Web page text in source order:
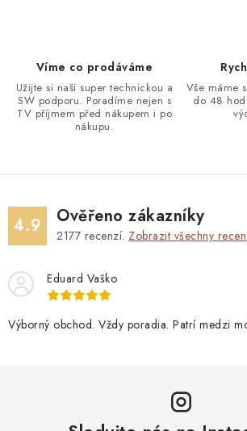
Víme co prodáváme
Užijte si naši super technickou a
SW podporu. Poradíme nejen s
TV příjmem před nákupem i po
nákupu.
Vše máme
do 48
4.9 Ověřeno zákazníky
2177 recenzí. Zobrazit všechny
Eduard Vaško
Výborný obchod. Vždy poradia. Patrí medzi